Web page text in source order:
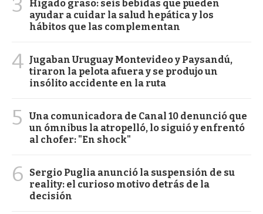
Hígado graso: seis bebidas que pueden
ayudar a cuidar la salud hepática y los
hábitos que las complementan
4 Jugaban Uruguay Montevideo y Paysandú,
tiraron la pelota afuera y se produjo un
insólito accidente en la ruta
5
Una comunicadora de Canal 10 denunció que
un ómnibus la atropelló, lo siguió y enfrentó
al chofer: "En shock"
6
Sergio Puglia anunció la suspensión de su
reality: el curioso motivo detrás de la
decisión